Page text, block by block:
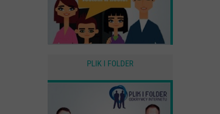
PLIK I FOLDER